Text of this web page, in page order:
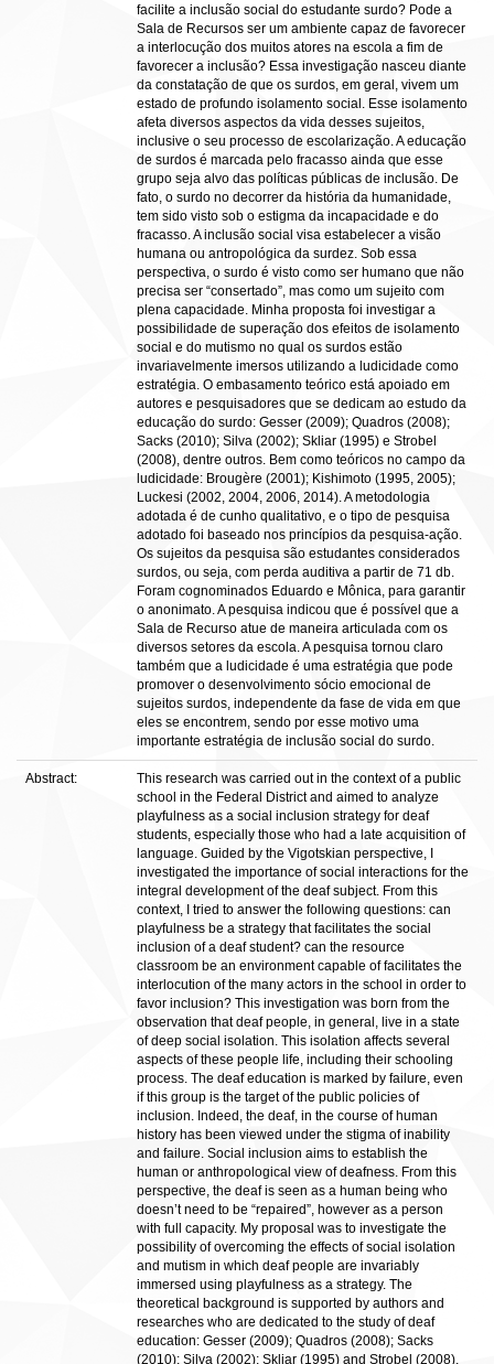
facilite a inclusão social do estudante surdo? Pode a
Sala de Recursos ser um ambiente capaz de favorecer
a interlocução dos muitos atores na escola a fim de
favorecer a inclusão? Essa investigação nasceu diante
da constatação de que os surdos, em geral, vivem um
estado de profundo isolamento social. Esse isolamento
afeta diversos aspectos da vida desses sujeitos,
inclusive o seu processo de escolarização. A educação
de surdos é marcada pelo fracasso ainda que esse
grupo seja alvo das políticas públicas de inclusão. De
fato, o surdo no decorrer da história da humanidade,
tem sido visto sob o estigma da incapacidade e do
fracasso. A inclusão social visa estabelecer a visão
humana ou antropológica da surdez. Sob essa
perspectiva, o surdo é visto como ser humano que não
precisa ser “consertado”, mas como um sujeito com
plena capacidade. Minha proposta foi investigar a
possibilidade de superação dos efeitos de isolamento
social e do mutismo no qual os surdos estão
invariavelmente imersos utilizando a ludicidade como
estratégia. O embasamento teórico está apoiado em
autores e pesquisadores que se dedicam ao estudo da
educação do surdo: Gesser (2009); Quadros (2008);
Sacks (2010); Silva (2002); Skliar (1995) e Strobel
(2008), dentre outros. Bem como teóricos no campo da
ludicidade: Brougère (2001); Kishimoto (1995, 2005);
Luckesi (2002, 2004, 2006, 2014). A metodologia
adotada é de cunho qualitativo, e o tipo de pesquisa
adotado foi baseado nos princípios da pesquisa-ação.
Os sujeitos da pesquisa são estudantes considerados
surdos, ou seja, com perda auditiva a partir de 71 db.
Foram cognominados Eduardo e Mônica, para garantir
o anonimato. A pesquisa indicou que é possível que a
Sala de Recurso atue de maneira articulada com os
diversos setores da escola. A pesquisa tornou claro
também que a ludicidade é uma estratégia que pode
promover o desenvolvimento sócio emocional de
sujeitos surdos, independente da fase de vida em que
eles se encontrem, sendo por esse motivo uma
importante estratégia de inclusão social do surdo.
Abstract:
This research was carried out in the context of a public
school in the Federal District and aimed to analyze
playfulness as a social inclusion strategy for deaf
students, especially those who had a late acquisition of
language. Guided by the Vigotskian perspective, I
investigated the importance of social interactions for the
integral development of the deaf subject. From this
context, I tried to answer the following questions: can
playfulness be a strategy that facilitates the social
inclusion of a deaf student? can the resource
classroom be an environment capable of facilitates the
interlocution of the many actors in the school in order to
favor inclusion? This investigation was born from the
observation that deaf people, in general, live in a state
of deep social isolation. This isolation affects several
aspects of these people life, including their schooling
process. The deaf education is marked by failure, even
if this group is the target of the public policies of
inclusion. Indeed, the deaf, in the course of human
history has been viewed under the stigma of inability
and failure. Social inclusion aims to establish the
human or anthropological view of deafness. From this
perspective, the deaf is seen as a human being who
doesn’t need to be “repaired”, however as a person
with full capacity. My proposal was to investigate the
possibility of overcoming the effects of social isolation
and mutism in which deaf people are invariably
immersed using playfulness as a strategy. The
theoretical background is supported by authors and
researches who are dedicated to the study of deaf
education: Gesser (2009); Quadros (2008); Sacks
(2010); Silva (2002); Skliar (1995) and Strobel (2008),